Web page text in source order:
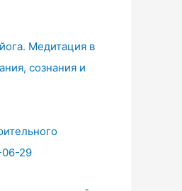
Медитация в
сознания и
06-29